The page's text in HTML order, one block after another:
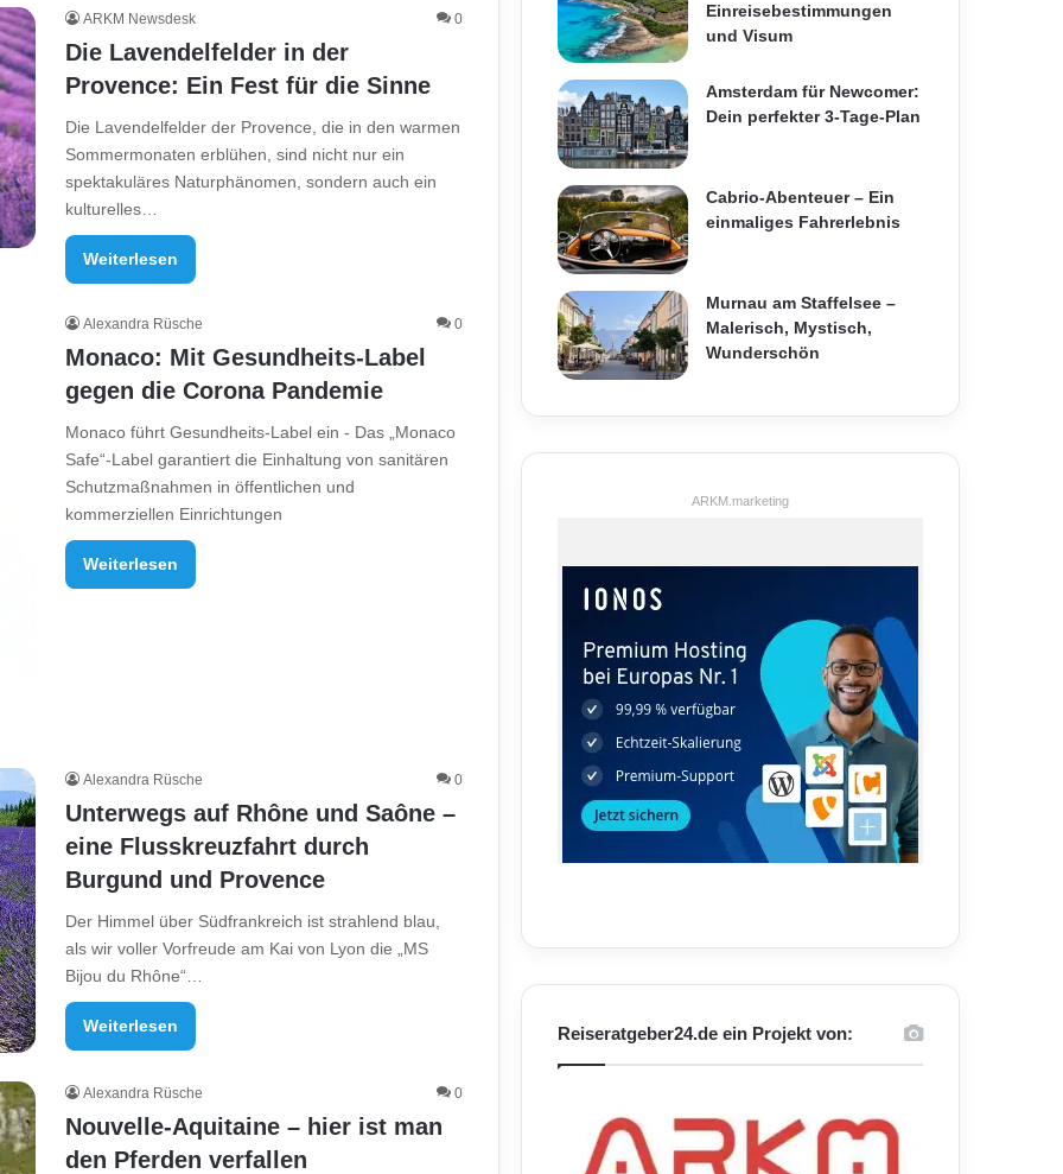
ARKM Newsdesk 0
Die Lavendelfelder in der
Provence: Ein Fest für die Sinne
Die Lavendelfelder der Provence, die in den warmen
Sommermonaten erblühen, sind nicht nur ein
spektakuläres Naturphänomen, sondern auch ein
kulturelles…
Weiterlesen
Alexandra Rüsche 0
Monaco: Mit Gesundheits-Label
gegen die Corona Pandemie
Monaco führt Gesundheits-Label ein - Das „Monaco
Safe“-Label garantiert die Einhaltung von sanitären
Schutzmaßnahmen in öffentlichen und
kommerziellen Einrichtungen
Weiterlesen
Alexandra Rüsche 0
Unterwegs auf Rhône und Saône –
eine Flusskreuzfahrt durch
Burgund und Provence
Der Himmel über Südfrankreich ist strahlend blau,
als wir voller Vorfreude am Kai von Lyon die „MS
Bijou du Rhône“…
Weiterlesen
Alexandra Rüsche 0
Nouvelle-Aquitaine – hier ist man
den Pferden verfallen
Einreisebestimmungen
und Visum
Amsterdam für Newcomer:
Dein perfekter 3-Tage-Plan
Cabrio-Abenteuer – Ein
einmaliges Fahrerlebnis
Murnau am Staffelsee –
Malerisch, Mystisch,
Wunderschön
ARKM.marketing
Reiseratgeber24.de ein Projekt von: